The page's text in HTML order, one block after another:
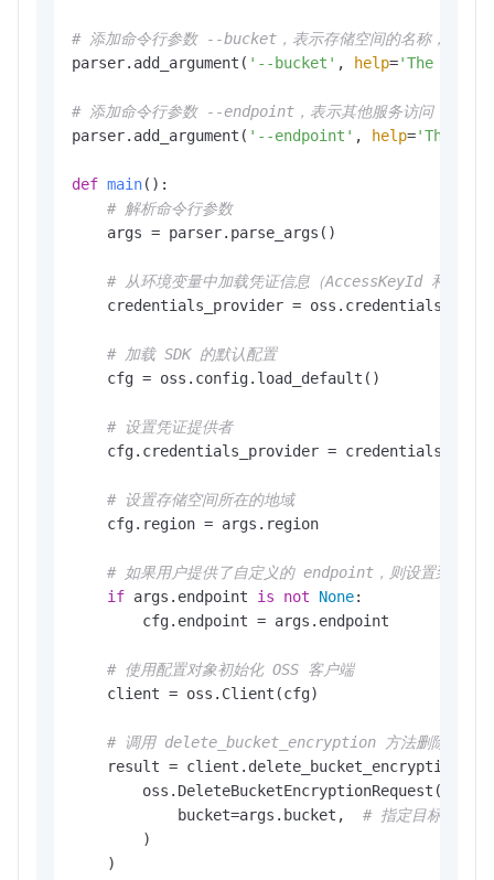
# 添加命令行参数 --bucket，表示存储空间的名称，必填项
parser.add_argument( '--bucket' , help='The
# 添加命令行参数 --endpoint，表示其他服务访问 OSS 时
parser.add_argument( '--endpoint' , help='The
def main():
# 解析命令行参数
    args = parser.parse_args()
# 从环境变量中加载凭证信息（AccessKeyId 和
credentials_provider =
# 加载 SDK 的默认配置
    cfg = oss.config.load_default()
# 设置凭证提供者
cfg.credentials_provider =
# 设置存储空间所在的地域
    cfg.region = args.region
# 如果用户提供了自定义的 endpoint，则设置到配置
if args.endpoint is not None:
        cfg.endpoint = args.endpoint
# 使用配置对象初始化 OSS 客户端
    client = oss.Client(cfg)
# 调用 delete_bucket_encryption 方法删除存储空
    result = client.delete_bucket_encryption(
        oss.DeleteBucketEncryptionRequest(
            bucket=args.bucket,
# 指定目标存储空
        )
    )